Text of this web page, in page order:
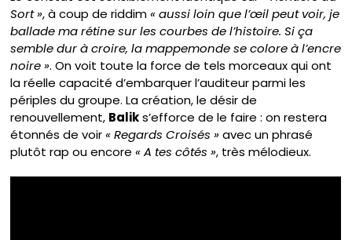
Sort », à coup de riddim« aussi loin que l’œil peut voir, je
ballade ma rétine sur les courbes de l’histoire. Si ça
semble dur à croire, la mappemonde se colore à l’encre
noire ». On voit toute la force de tels morceaux qui ont
la réelle capacité d’embarquer l’auditeur parmi les
périples du groupe. La création, le désir de
renouvellement, Baliks’efforce de le faire : on restera
étonnés de voir« Regards Croisés »avec un phrasé
plutôt rap ou encore« A tes côtés », très mélodieux.